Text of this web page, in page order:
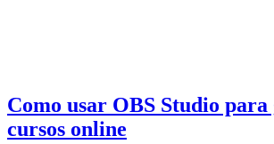
Como usar OBS Studio
cursos online